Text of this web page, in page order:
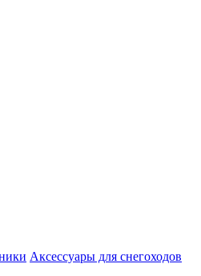
Аксессуары для снегоходов